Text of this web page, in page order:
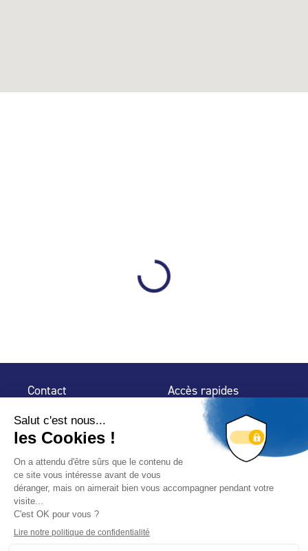
Contact
32 rue de Mogador
75 009 Paris
Accès rapides
Espace Presse
Trouver un
professionnel
Nous suivre